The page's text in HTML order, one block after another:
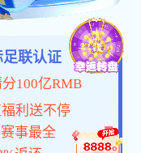
聘公告
查看次数：